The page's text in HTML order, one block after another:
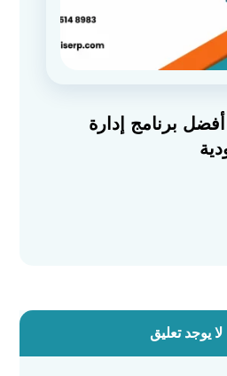
أفضل برنامج إدارة
لا يوجد تعليق